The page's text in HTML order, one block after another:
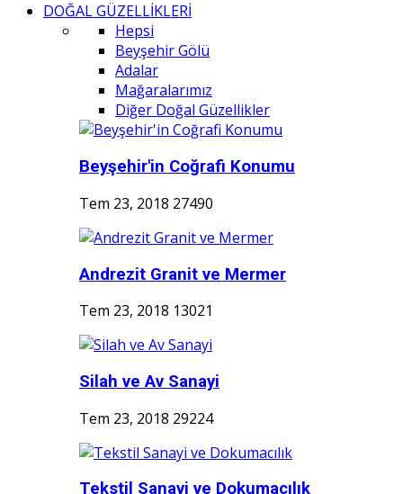
DOĞAL GÜZELLİKLERİ
Hepsi
Beyşehir Gölü
Adalar
Mağaralarımız
Diğer Doğal Güzellikler
Beyşehir'in Coğrafi Konumu
Tem 23, 2018 27490
Andrezit Granit ve Mermer
Tem 23, 2018 13021
Silah ve Av Sanayi
Tem 23, 2018 29224
Tekstil Sanayi ve Dokumacılık